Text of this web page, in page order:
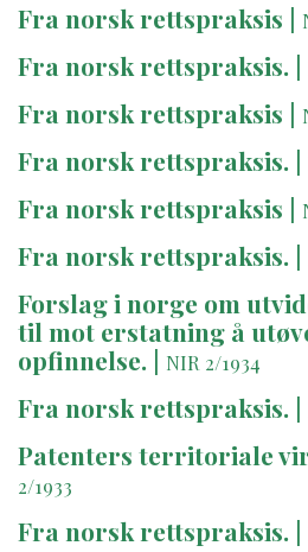
Fra norsk rettspraksis |
Fra norsk rettspraksis. |
Fra norsk rettspraksis |
Fra norsk rettspraksis. |
Fra norsk rettspraksis |
Fra norsk rettspraksis. |
Forslag i norge om
til mot erstatning å
opfinnelse. | NIR 2/1934
Fra norsk rettspraksis. |
Patenters territoriale
2/1933
Fra norsk rettspraksis. |